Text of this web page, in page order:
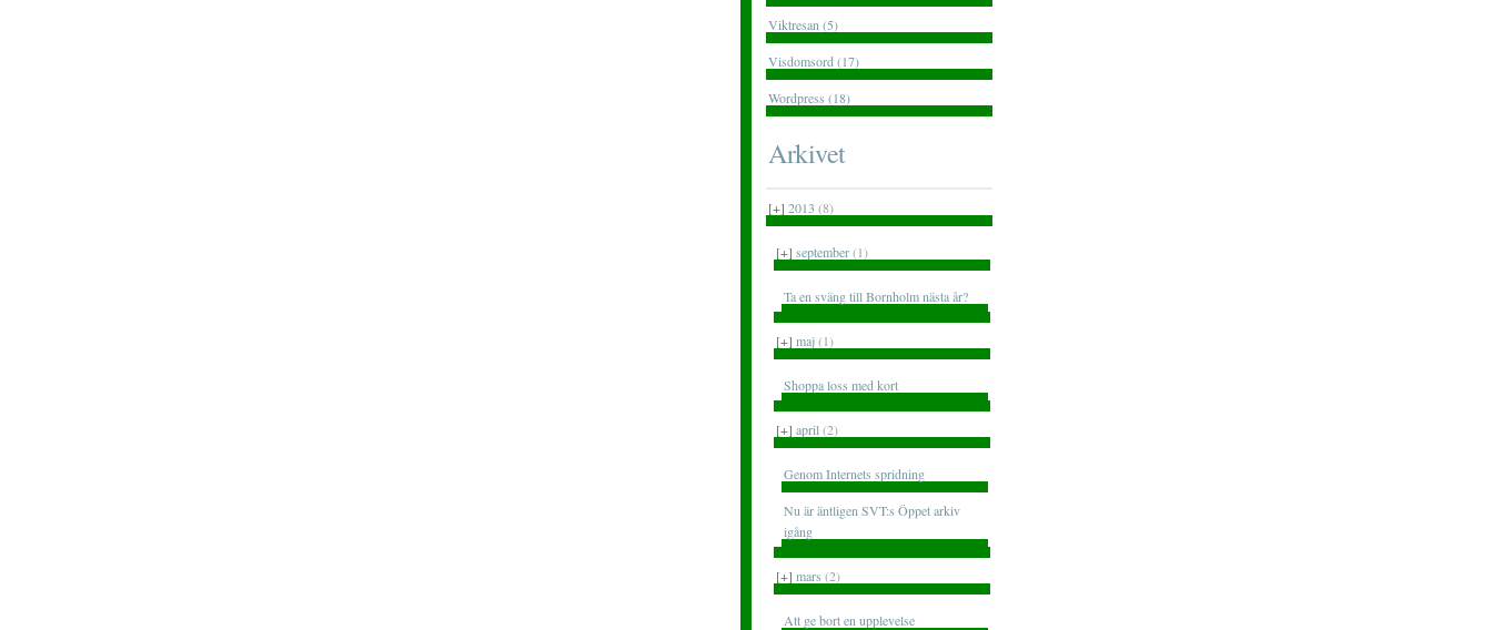
Viktresan (5)
Visdomsord (17)
Wordpress (18)
Arkivet
[+] 2013 (8)
[+] september(1)
Ta en sväng till Bornholm nästa år?
[+] maj(1)
Shoppa loss med kort
[+] april (2)
Genom Internets spridning
Nu är äntligen SVT:s Öppet arkiv
igång
[+] mars (2)
Att ge bort en upplevelse